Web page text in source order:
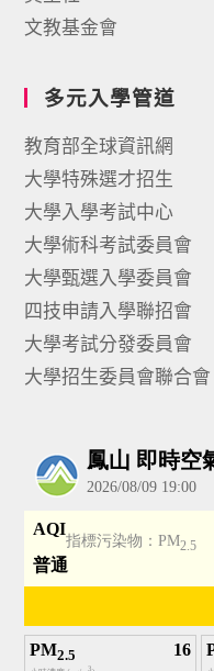
文教基金會
多元入學管道
教育部全球資訊網
大學特殊選才招生
大學入學考試中心
大學術科考試委員會
大學甄選入學委員會
四技申請入學聯招會
大學考試分發委員會
大學招生委員會聯合會